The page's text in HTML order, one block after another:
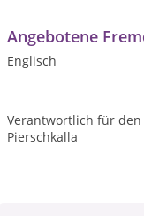
Angebotene
Englisch
Verantwortlich für
Pierschkalla